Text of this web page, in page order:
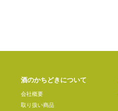
酒のかちどきについて
会社概要
取り扱い商品